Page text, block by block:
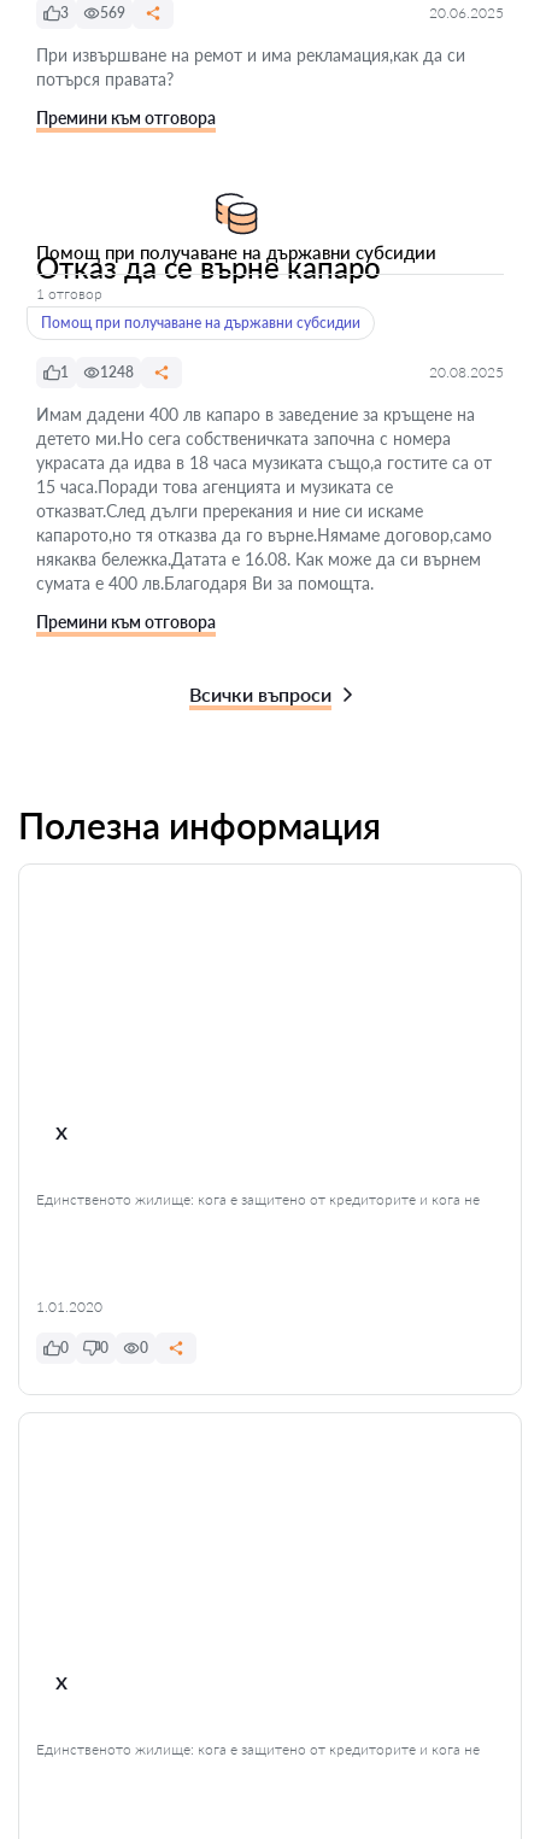
3 569 20.06.2025
При извършване на ремот и има рекламация,как да си
потърся правата?
Премини към отговора
Помощ при получаване на държавни субсидии
Отказ да се върне капаро
1 отговор
Помощ при получаване на държавни субсидии
1 1248 20.08.2025
Имам дадени 400 лв капаро в заведение за кръщене на
детето ми.Но сега собственичката започна с номера
украсата да идва в 18 часа музиката също,а гостите са от
15 часа.Поради това агенцията и музиката се
отказват.След дълги пререкания и ние си искаме
капарото,но тя отказва да го върне.Нямаме договор,само
някаква бележка.Датата е 16.08. Как може да си върнем
сумата е 400 лв.Благодаря Ви за помощта.
Премини към отговора
Всички въпроси
Полезна информация
x
Единственото жилище: кога е защитено от кредиторите и кога не
1.01.2020
0 0 0
x
Единственото жилище: кога е защитено от кредиторите и кога не